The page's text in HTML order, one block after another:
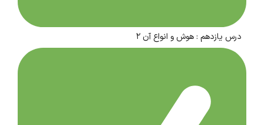
درس یازدهم : هوش و انواع آن ۲